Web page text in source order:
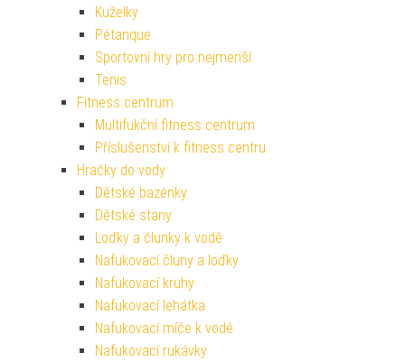
Kuželky
Pétanque
Sportovní hry pro nejmenší
Tenis
Fitness centrum
Multifukční fitness centrum
Příslušenství k fitness centru
Hračky do vody
Dětské bazénky
Dětské stany
Loďky a člunky k vodě
Nafukovací čluny a loďky
Nafukovací kruhy
Nafukovací lehátka
Nafukovací míče k vodě
Nafukovací rukávky